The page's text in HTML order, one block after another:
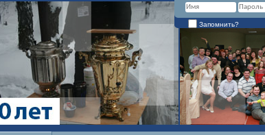
Запомнить?